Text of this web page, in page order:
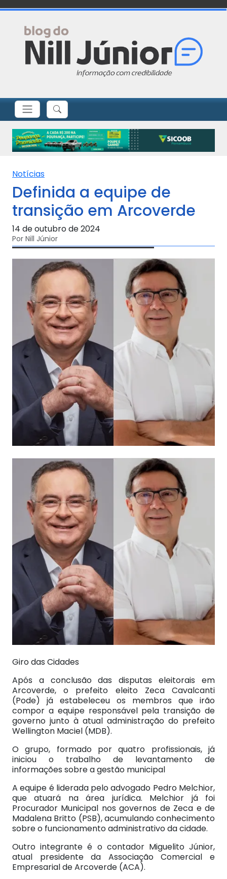
Notícias
Definida a equipe de
transição em Arcoverde
14 de outubro de 2024
Por Nill Júnior
Giro das Cidades
Após a conclusão das disputas eleitorais em
Arcoverde, o prefeito eleito Zeca Cavalcanti
(Pode) já estabeleceu os membros que irão
compor a equipe responsável pela transição de
governo junto à atual administração do prefeito
Wellington Maciel (MDB).
O grupo, formado por quatro profissionais, já
iniciou o trabalho de levantamento de
informações sobre a gestão municipal
A equipe é liderada pelo advogado Pedro Melchior,
que atuará na área jurídica. Melchior já foi
Procurador Municipal nos governos de Zeca e de
Madalena Britto (PSB), acumulando conhecimento
sobre o funcionamento administrativo da cidade.
Outro integrante é o contador Miguelito Júnior,
atual presidente da Associação Comercial e
Empresarial de Arcoverde (ACA).